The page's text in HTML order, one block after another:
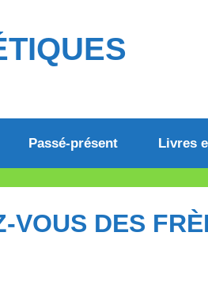
Passé-présent Livres
VOUS DES